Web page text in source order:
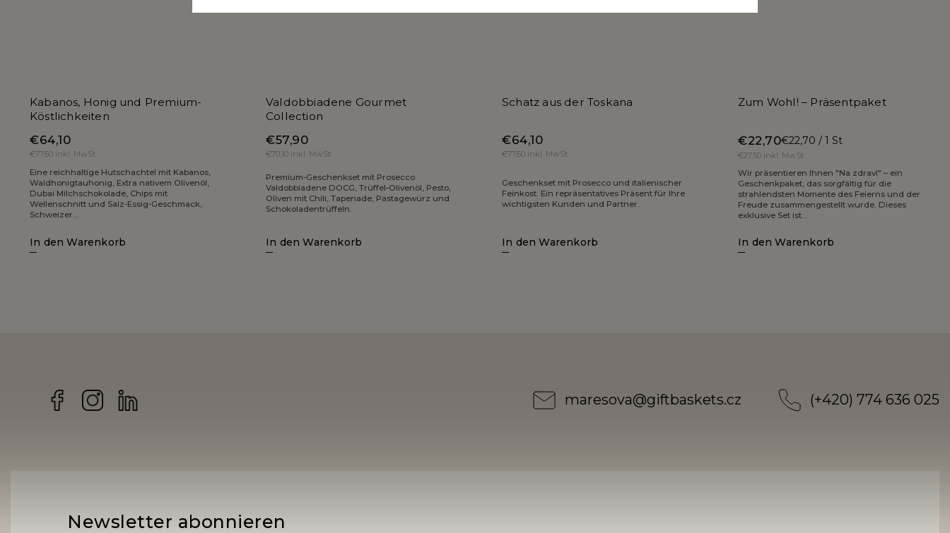
Kabanos, Honig und Premium-
Köstlichkeiten
€77,60 inkl. MwSt.
€64,10
In den Warenkorb
Eine reichhaltige Hutschachtel mit Kabanos,
Waldhonigtauhonig, Extra nativem Olivenöl,
Dubai Milchschokolade, Chips mit
Wellenschnitt und Salz-Essig-Geschmack,
Schweizer...
Valdobbiadene Gourmet
Collection
€70,10 inkl. MwSt.
€57,90
In den Warenkorb
Premium-Geschenkset mit Prosecco
Valdobbiadene DOCG, Trüffel-Olivenöl, Pesto,
Oliven mit Chili, Tapenade, Pastagewürz und
Schokoladentrüffeln.
Schatz aus der Toskana
€77,60 inkl. MwSt.
€64,10
In den Warenkorb
Geschenkset mit Prosecco und italienischer
Feinkost. Ein repräsentatives Präsent für Ihre
wichtigsten Kunden und Partner.
Zum Wohl! – Präsentpaket
€27,50 inkl. MwSt.
€22,70€22,70 / 1 St
In den Warenkorb
Wir präsentieren Ihnen "Na zdraví" – ein
Geschenkpaket, das sorgfältig für die
strahlendsten Momente des Feierns und der
Freude zusammengestellt wurde. Dieses
exklusive Set ist...
FacebookInstagram maresova@giftbaskets.cz (+420) 774 636 025
Newsletter abonnieren